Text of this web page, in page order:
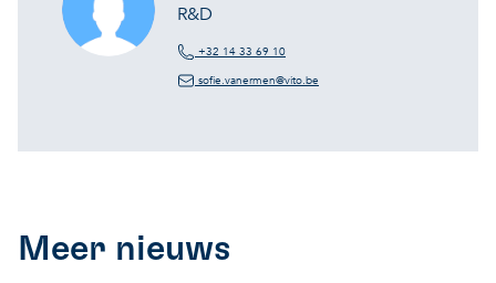
R&D
+32 14 33 69 10
sofie.vanermen@vito.be
Meer nieuws